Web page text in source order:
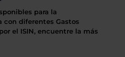
para la
con diferentes Gastos
el ISIN, encuentre la más